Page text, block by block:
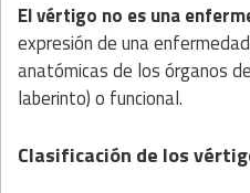
El vértigo no es una
expresión de una
anatómicas de los órganos
laberinto) o funcional.
Clasificación de los